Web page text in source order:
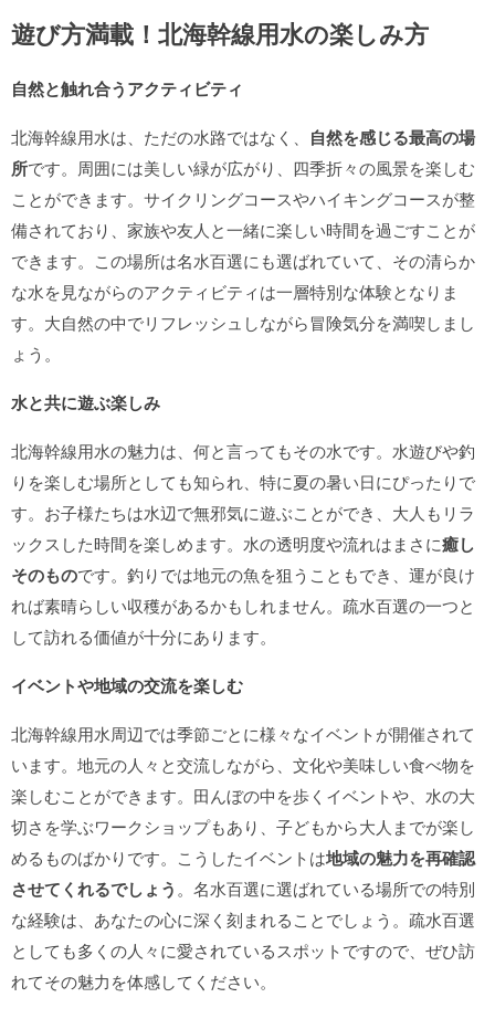
遊び方満載！北海幹線用水の楽しみ方
自然と触れ合うアクティビティ
北海幹線用水は、ただの水路ではなく、 自然を感じる最高の場
所です。周囲には美しい緑が広がり、四季折々の風景を楽しむ
ことができます。サイクリングコースやハイキングコースが整
備されており、家族や友人と一緒に楽しい時間を過ごすことが
できます。この場所は名水百選にも選ばれていて、その清らか
な水を見ながらのアクティビティは一層特別な体験となりま
す。大自然の中でリフレッシュしながら冒険気分を満喫しまし
ょう。
水と共に遊ぶ楽しみ
北海幹線用水の魅力は、何と言ってもその水です。水遊びや釣
りを楽しむ場所としても知られ、特に夏の暑い日にぴったりで
す。お子様たちは水辺で無邪気に遊ぶことができ、大人もリラ
ックスした時間を楽しめます。水の透明度や流れはまさに癒し
そのものです。釣りでは地元の魚を狙うこともでき、運が良け
れば素晴らしい収穫があるかもしれません。疏水百選の一つと
して訪れる価値が十分にあります。
イベントや地域の交流を楽しむ
北海幹線用水周辺では季節ごとに様々なイベントが開催されて
います。地元の人々と交流しながら、文化や美味しい食べ物を
楽しむことができます。田んぼの中を歩くイベントや、水の大
切さを学ぶワークショップもあり、子どもから大人までが楽し
めるものばかりです。こうしたイベントは地域の魅力を再確認
させてくれるでしょう 。名水百選に選ばれている場所での特別
な経験は、あなたの心に深く刻まれることでしょう。疏水百選
としても多くの人々に愛されているスポットですので、ぜひ訪
れてその魅力を体感してください。